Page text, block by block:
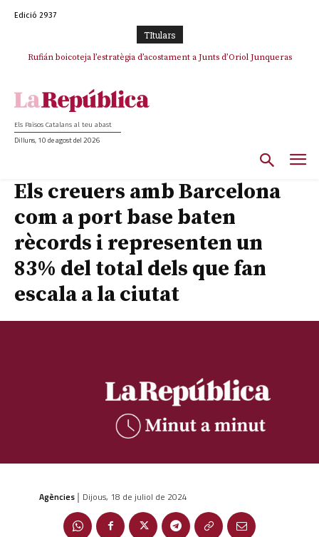
Edició 2937
TItulars
Rufián boicoteja l’estratègia d’acostament a Junts d’Oriol Junqueras
Els Països Catalans al teu abast
Dilluns, 10 de agost del 2026
Els creuers amb Barcelona
com a port base baten
rècords i representen un
83% del total dels que fan
escala a la ciutat
Agències | Dijous, 18 de juliol de 2024